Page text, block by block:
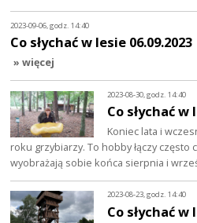
2023-09-06, godz. 14:40
Co słychać w lesie 06.09.2023
» więcej
2023-08-30, godz. 14:40
Co słychać w
Koniec lata i
roku grzybiarzy. To hobby łączy często
wyobrażają sobie końca sierpnia i
2023-08-23, godz. 14:40
Co słychać w